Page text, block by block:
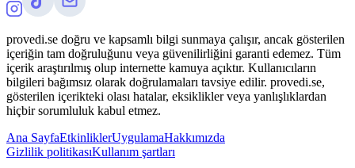
provedi.se doğru ve kapsamlı bilgi sunmaya çalışır, ancak gösterilen
içeriğin tam doğruluğunu veya güvenilirliğini garanti edemez. Tüm
içerik araştırılmış olup internette kamuya açıktır. Kullanıcıların
bilgileri bağımsız olarak doğrulamaları tavsiye edilir. provedi.se,
gösterilen içerikteki olası hatalar, eksiklikler veya yanlışlıklardan
hiçbir sorumluluk kabul etmez.
Ana SayfaEtkinliklerUygulamaHakkımızda
Gizlilik politikasıKullanım şartları